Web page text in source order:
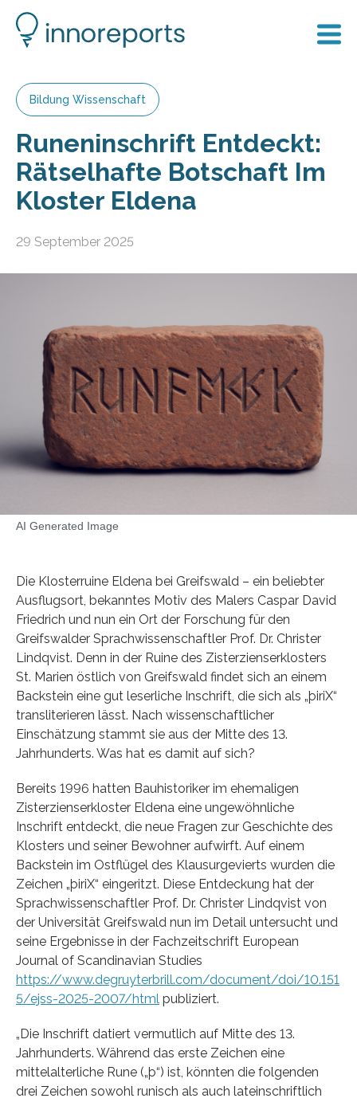
Bildung Wissenschaft
Runeninschrift Entdeckt:
Rätselhafte Botschaft Im
Kloster Eldena
29 September 2025
AI Generated Image
Die Klosterruine Eldena bei Greifswald – ein beliebter
Ausflugsort, bekanntes Motiv des Malers Caspar David
Friedrich und nun ein Ort der Forschung für den
Greifswalder Sprachwissenschaftler Prof. Dr. Christer
Lindqvist. Denn in der Ruine des Zisterzienserklosters
St. Marien östlich von Greifswald findet sich an einem
Backstein eine gut leserliche Inschrift, die sich als „þiriX“
transliterieren lässt. Nach wissenschaftlicher
Einschätzung stammt sie aus der Mitte des 13.
Jahrhunderts. Was hat es damit auf sich?
Bereits 1996 hatten Bauhistoriker im ehemaligen
Zisterzienserkloster Eldena eine ungewöhnliche
Inschrift entdeckt, die neue Fragen zur Geschichte des
Klosters und seiner Bewohner aufwirft. Auf einem
Backstein im Ostflügel des Klausurgevierts wurden die
Zeichen „þiriX“ eingeritzt. Diese Entdeckung hat der
Sprachwissenschaftler Prof. Dr. Christer Lindqvist von
der Universität Greifswald nun im Detail untersucht und
seine Ergebnisse in der Fachzeitschrift European
Journal of Scandinavian Studies
https://www.degruyterbrill.com/document/doi/10.151
5/ejss-2025-2007/html publiziert.
„Die Inschrift datiert vermutlich auf Mitte des 13.
Jahrhunderts. Während das erste Zeichen eine
mittelalterliche Rune („þ“) ist, könnten die folgenden
drei Zeichen sowohl runisch als auch lateinschriftlich